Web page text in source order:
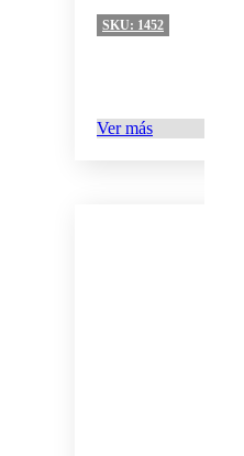
SKU: 1452
Ver más